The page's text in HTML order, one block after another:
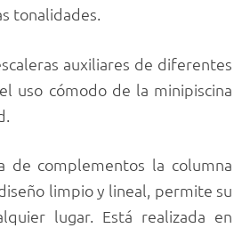
tonalidades.
auxiliares de diferentes
uso cómodo de la minipiscina
de complementos la columna
limpio y lineal, permite su
lugar. Está realizada en